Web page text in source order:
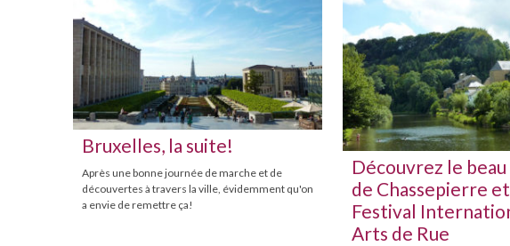
Bruxelles, la suite!
Après une bonne journée de marche et de
découvertes à travers la ville, évidemment qu'on
a envie de remettre ça!
Découvrez le
de Chassepierre
Festival
Arts de Rue